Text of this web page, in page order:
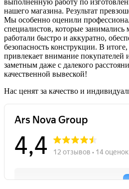
нашего магазина. Результат
Мы особенно оценили
специалистов, которые
работали быстро и аккуратно,
безопасность конструкции. В
привлекает внимание покупателей
заметным даже с далекого
качественной вывеской!
Нас ценят за качество и